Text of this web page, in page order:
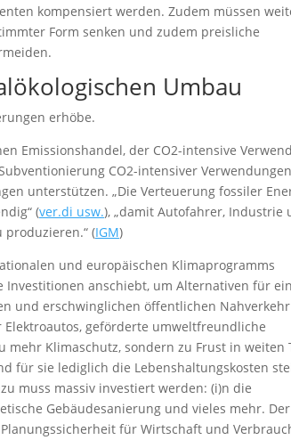
kompensiert werden. Zudem müssen
Form senken und zudem preisliche
Umbau
erhöbe.
Emissionshandel, der CO2-intensive
CO2-intensiver
unterstützen. „Die Verteuerung fossiler
(ver.di usw.), „damit Autofahrer, Industrie
produzieren.“ (IGM)
und europäischen Klimaprogramms
anschiebt, um Alternativen für
und erschwinglichen öffentlichen Nahverkehr
Elektroautos, geförderte umweltfreundliche
Klimaschutz, sondern zu Frust in weiten
für sie lediglich die Lebenshaltungskosten
muss massiv investiert werden: (i)n die
Gebäudesanierung und vieles mehr.
für Wirtschaft und